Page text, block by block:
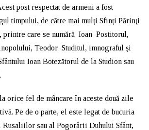
post respectat de armeni a fost
timpului, de către mai mulți Sfinți Părinţi
care se numără Ioan Postitorul,
Teodor Studitul, imnograful și
Ioan Botezătorul de la Studion sau
orice fel de mâncare în aceste două zile
Pe de o parte, el este legat de bucuria
Rusaliilor sau al Pogorârii Duhului Sfânt,